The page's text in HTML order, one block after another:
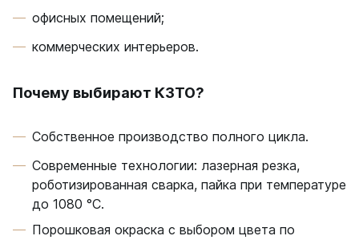
офисных помещений;
коммерческих интерьеров.
Почему выбирают КЗТО?
Собственное производство полного цикла.
Современные технологии: лазерная резка,
роботизированная сварка, пайка при температуре
до 1080 °C.
Порошковая окраска с выбором цвета по